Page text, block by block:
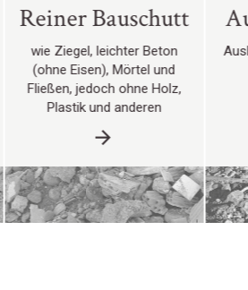
Reiner Bauschutt
wie Ziegel, leichter Beton
(ohne Eisen), Mörtel und
Fließen, jedoch ohne Holz,
Plastik und anderen
Verunreinigungen.